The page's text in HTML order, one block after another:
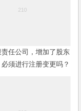
任公司，增加了股东
须进行注册变更吗？